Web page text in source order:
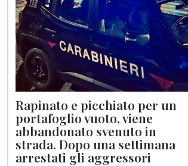
Rapinato e picchiato per un
portafoglio vuoto, viene
abbandonato svenuto in
strada. Dopo una settimana
arrestati gli aggressori